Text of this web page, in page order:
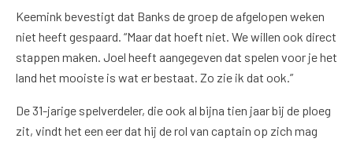
Keemink bevestigt dat Banks de groep de afgelopen weken
niet heeft gespaard. “Maar dat hoeft niet. We willen ook direct
stappen maken. Joel heeft aangegeven dat spelen voor je het
land het mooiste is wat er bestaat. Zo zie ik dat ook.”
De 31-jarige spelverdeler, die ook al bijna tien jaar bij de ploeg
zit, vindt het een eer dat hij de rol van captain op zich mag